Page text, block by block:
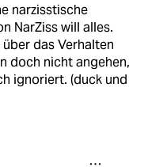
narzisstische
NarZiss will alles.
das Verhalten
doch nicht angehen,
ignoriert. (duck und